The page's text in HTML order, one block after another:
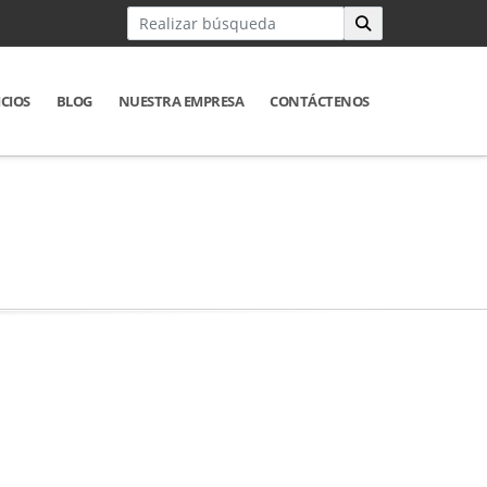
BLOG NUESTRA EMPRESA CONTÁCTENOS